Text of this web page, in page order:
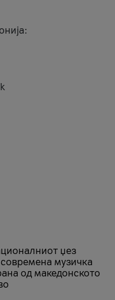
џез
музичка
од македонското